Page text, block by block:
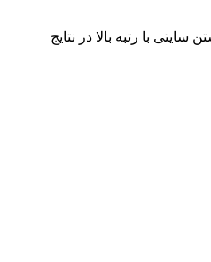
با رتبه بالا در نتایج